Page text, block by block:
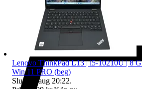
Lenovo ThinkPad L13 | i5-10210U | 8
Win 11 PRO (beg)
Sluttid
8 aug 20:22.